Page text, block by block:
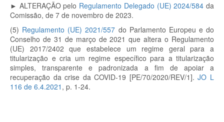
► ALTERAÇÃO pelo Regulamento Delegado (UE) 2024/584 da
Comissão, de 7 de novembro de 2023.
(5) Regulamento (UE) 2021/557 do Parlamento Europeu e do
Conselho de 31 de março de 2021 que altera o Regulamento
(UE) 2017/2402 que estabelece um regime geral para a
titularização e cria um regime específico para a titularização
simples, transparente e padronizada a fim de apoiar a
recuperação da crise da COVID-19 [PE/70/2020/REV/1].JO L
116 de 6.4.2021 , p. 1-24.